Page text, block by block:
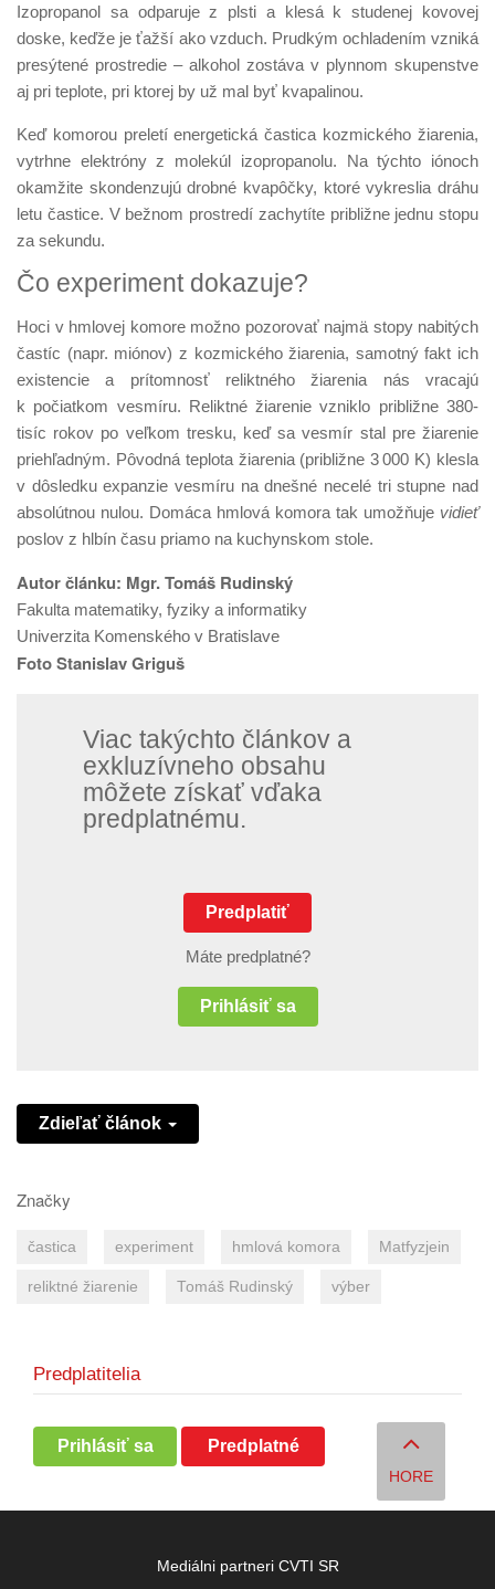
Izopropanol sa odparuje z plsti a klesá k studenej kovovej
doske, keďže je ťažší ako vzduch. Prudkým ochladením vzniká
presýtené prostredie – alkohol zostáva v plynnom skupenstve
aj pri teplote, pri ktorej by už mal byť kvapalinou.
Keď komorou preletí energetická častica kozmického žiarenia,
vytrhne elektróny z molekúl izopropanolu. Na týchto iónoch
okamžite skondenzujú drobné kvapôčky, ktoré vykreslia dráhu
letu častice. V bežnom prostredí zachytíte približne jednu stopu
za sekundu.
Čo experiment dokazuje?
Hoci v hmlovej komore možno pozorovať najmä stopy nabitých
častíc (napr. miónov) z kozmického žiarenia, samotný fakt ich
existencie a prítomnosť reliktného žiarenia nás vracajú
k počiatkom vesmíru. Reliktné žiarenie vzniklo približne 380-
tisíc rokov po veľkom tresku, keď sa vesmír stal pre žiarenie
priehľadným. Pôvodná teplota žiarenia (približne 3 000 K) klesla
v dôsledku expanzie vesmíru na dnešné necelé tri stupne nad
absolútnou nulou. Domáca hmlová komora tak umožňuje vidieť
poslov z hlbín času priamo na kuchynskom stole.
Autor článku: Mgr. Tomáš Rudinský
Fakulta matematiky, fyziky a informatiky
Univerzita Komenského v Bratislave
Foto Stanislav Griguš
Viac takýchto článkov a
exkluzívneho obsahu
môžete získať vďaka
predplatnému.
Predplatiť
Máte predplatné?
Prihlásiť sa
Zdieľať článok
Značky
častica experiment hmlová komora Matfyzjein
reliktné žiarenie Tomáš Rudinský výber
Predplatitelia
Prihlásiť sa Predplatné
HORE
Mediálni partneri CVTI SR